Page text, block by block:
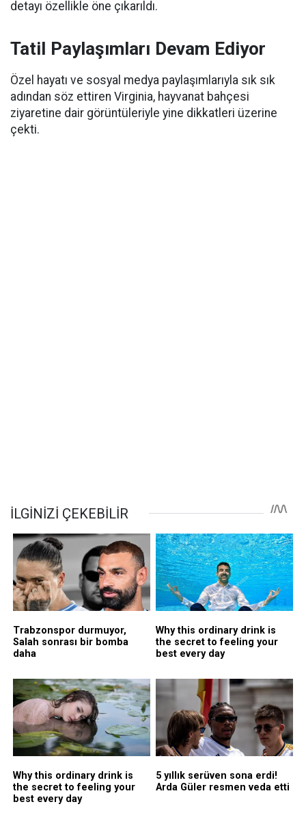
detayı özellikle öne çıkarıldı.
Tatil Paylaşımları Devam Ediyor
Özel hayatı ve sosyal medya paylaşımlarıyla sık sık
adından söz ettiren Virginia, hayvanat bahçesi
ziyaretine dair görüntüleriyle yine dikkatleri üzerine
çekti.